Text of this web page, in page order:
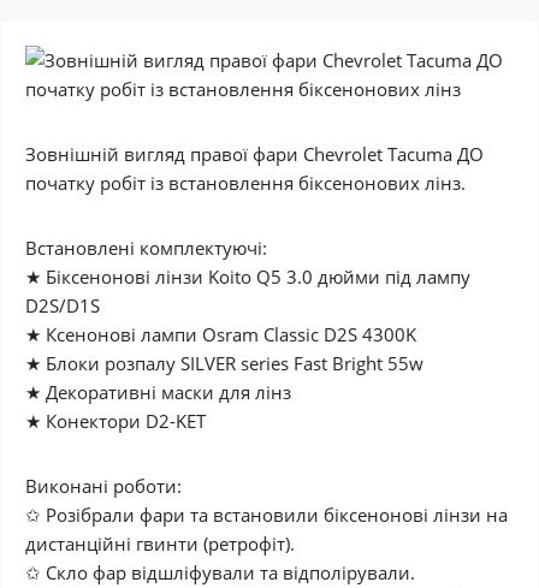
Зовнішній вигляд правої фари Chevrolet Tacuma ДО
початку робіт із встановлення біксенонових лінз.
Встановлені комплектуючі:
★ Біксенонові лінзи Koito Q5 3.0 дюйми під лампу
D2S/D1S
★ Ксенонові лампи Osram Classic D2S 4300K
★ Блоки розпалу SILVER series Fast Bright 55w
★ Декоративні маски для лінз
★ Конектори D2-KET
Виконані роботи:
✩ Розібрали фари та встановили біксенонові лінзи на
дистанційні гвинти (ретрофіт).
✩ Скло фар відшліфували та відполірували.